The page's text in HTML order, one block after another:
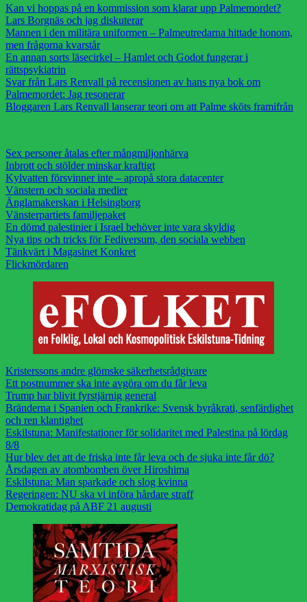
Kan vi hoppas på en kommission som klarar upp Palmemordet?
Lars Borgnäs och jag diskuterar
Mannen i den militära uniformen – Palmeutredarna hittade honom,
men frågorna kvarstår
En annan sorts läsecirkel – Hamlet och Godot fungerar i
rättspsykiatrin
Svar från Lars Renvall på recensionen av hans nya bok om
Palmemordet: Jag resonerar
Bloggaren Lars Renvall lanserar teori om att Palme sköts framifrån
Sex personer åtalas efter mångmiljonhärva
Inbrott och stölder minskar kraftigt
Kylvatten försvinner inte – apropå stora datacenter
Vänstern och sociala medier
Änglamakerskan i Helsingborg
Vänsterpartiets familjepaket
En dömd palestinier i Israel behöver inte vara skyldig
Nya tips och tricks för Fediversum, den sociala webben
Tänkvärt i Magasinet Konkret
Flickmördaren
Kristerssons andre glömske säkerhetsrådgivare
Ett postnummer ska inte avgöra om du får leva
Trump har blivit fyrstjärnig general
Bränderna i Spanien och Frankrike: Svensk byråkrati, senfärdighet
och ren klantighet
Eskilstuna: Manifestationer för solidaritet med Palestina på lördag
8/8
Hur blev det att de friska inte får leva och de sjuka inte får dö?
Årsdagen av atombomben över Hiroshima
Eskilstuna: Man sparkade och slog kvinna
Regeringen: NU ska vi införa hårdare straff
Demokratidag på ABF 21 augusti